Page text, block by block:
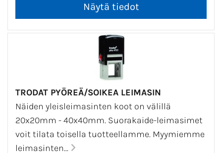
TRODAT PYÖREÄ/SOIKEA LEIMASIN
Näiden yleisleimasinten koot on välillä
20x20mm - 40x40mm. Suorakaide-leimasimet
voit tilata toisella tuotteellamme. Myymiemme
leimasinten...